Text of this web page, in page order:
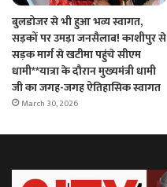
बुलडोजर से भी हुआ भव्य स्वागत,
सड़कों पर उमड़ा जनसैलाब! काशीपुर से
सड़क मार्ग से खटीमा पहुंचे सीएम
धामी**यात्रा के दौरान मुख्यमंत्री धामी
जी का जगह-जगह ऐतिहासिक स्वागत
March 30, 2026